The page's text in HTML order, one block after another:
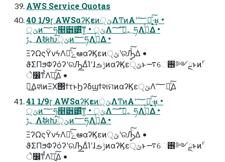
AWS Service Quotas
40 1/9ɽ AWSαʔϏεͷ੍ݶΛͲͷΑ͏ʹ؅ཧ͍ͯ͠·͔͢ʁ •
੍ݶͷ؅ཧ௥੻͸͍ͯ͠ͳ͍ • ੍ݶΛ؂ࢹ͠؅ཧΛߦ͍ͬͯΔ •
؂ࢹΛࣗಈԽ੍͠ݶͷ؅ཧΛߦ͍ͬͯΔ •
ΞʔΩςΫνϟΛհͯ͠ݻఆαʔϏεͷ੍ݶʹରԠ͍ͯ͠Δ •
ϑΣΠϧΦʔόʔʹରԠ͢ΔͨΊʹɺݱࡏͷαʔϏε੍ݶͱ࠷େ࢖༻ྔͱͷؒʹ
े෼ͳࠩΛ֬อ͍ͯ͠Δ •
ؔ࿈͢ΔશͯͷΞΧ΢ϯτͱϦʔδϣϯશମͷαʔϏε੍ݶΛ؅ཧ͍ͯ͠Δ
41 1/9ɽ AWSαʔϏεͷ੍ݶΛͲͷΑ͏ʹ؅ཧ͍ͯ͠·͔͢ʁ •
੍ݶͷ؅ཧ௥੻͸͍ͯ͠ͳ͍ • ੍ݶΛ؂ࢹ͠؅ཧΛߦ͍ͬͯΔ •
؂ࢹΛࣗಈԽ੍͠ݶͷ؅ཧΛߦ͍ͬͯΔ •
ΞʔΩςΫνϟΛհͯ͠ݻఆαʔϏεͷ੍ݶʹରԠ͍ͯ͠Δ •
ϑΣΠϧΦʔόʔʹରԠ͢ΔͨΊʹɺݱࡏͷαʔϏε੍ݶͱ࠷େ࢖༻ྔͱͷؒʹ
े෼ͳࠩΛ֬อ͍ͯ͠Δ •